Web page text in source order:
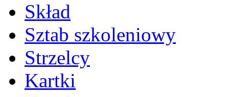
Skład
Sztab szkoleniowy
Strzelcy
Kartki